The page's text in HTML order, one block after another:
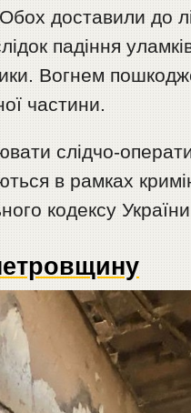
доставили до
падіння
Вогнем
частини.
слідчо-
в рамках
кодексу